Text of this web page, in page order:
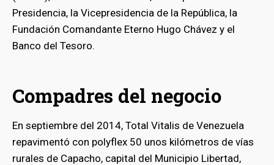
Presidencia, la Vicepresidencia de la República, la
Fundación Comandante Eterno Hugo Chávez y el
Banco del Tesoro.
Compadres del negocio
En septiembre del 2014, Total Vitalis de Venezuela
repavimentó con polyflex 50 unos kilómetros de vías
rurales de Capacho, capital del Municipio Libertad,